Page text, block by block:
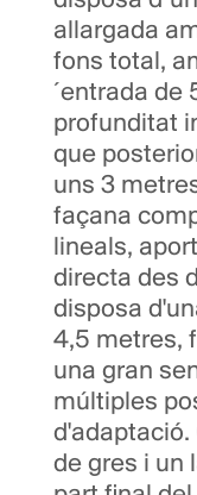
allargada
fons total,
´entrada de
profunditat
que
uns 3
façana
lineals,
directa des
disposa
4,5 metres,
una gran
múltiples
de gres i un